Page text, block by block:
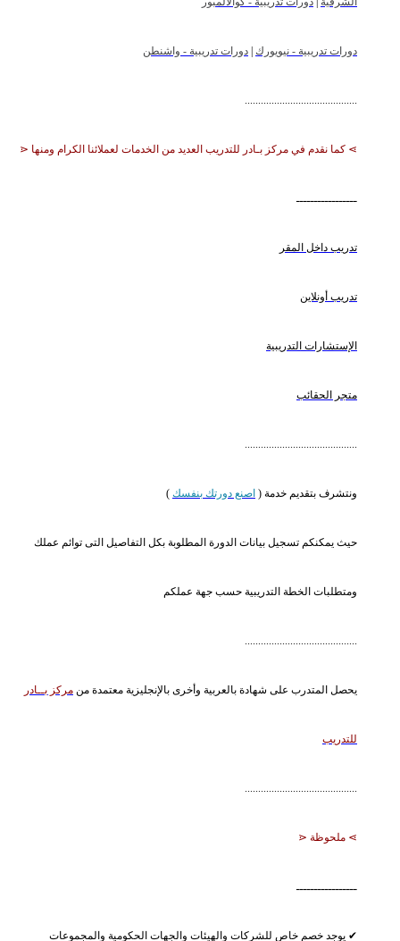
دورات تدريبية - نيويورك | دورات تدريبية - واشنطن
⋗ كما نقدم في مركز بـادر للتدريب العديد من الخدمات لعملائنا الكرام ومنها ⋖
تدريب داخل المقر
تدريب أونلاين
الإستشارات التدريبية
متجر الحقائب
ونتشرف بتقديم خدمة ( اصنع دورتك بنفسك )
حيث يمكنكم تسجيل بيانات الدورة المطلوبة بكل التفاصيل التى توائم عملك
ومتطلبات الخطة التدريبية حسب جهة عملكم
يحصل المتدرب على شهادة بالعربية وأخرى بالإنجليزية معتمدة من مركز بــادر
للتدريب
⋗ ملحوظة ⋖
✔ يوجد خصم خاص للشركات والهيئات والجهات الحكومية والمجموعات